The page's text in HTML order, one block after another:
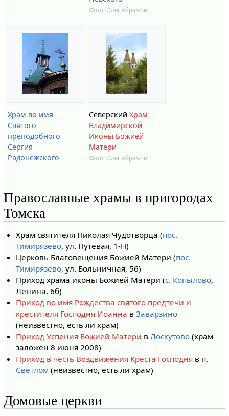
Фото: Олег Абрамов
Храм во имя
Святого
преподобного
Сергия
Радонежского
Северский Храм
Владимирской
Иконы Божией
Матери
Фото: Олег Абрамов
Православные храмы в пригородах
Томска
Храм святителя Николая Чудотворца (пос.
Тимирязево, ул. Путевая, 1-Н)
Церковь Благовещения Божией Матери (пос.
Тимирязево, ул. Больничная, 56)
Приход храма иконы Божией Матери (с. Копылово,
Ленина, 6б)
Приход во имя Рождества святого предтечи и
крестителя Господня Иоанна вЗаварзино
(неизвестно, есть ли храм)
Приход Успения Божией Матери вЛоскутово (храм
заложен 8 июня 2008)
Приход в честь Воздвижения Креста Господня в п.
Светлом (неизвестно, есть ли храм)
Домовые церкви